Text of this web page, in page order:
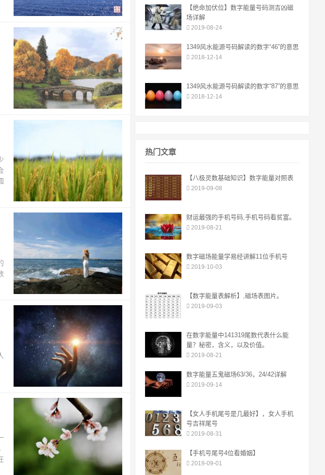
【绝命加伏位】数字能量号码测吉凶磁
场详解
2019-08-24
1349风水能源号码解读的数字“46”的意思
2018-12-14
1349风水能源号码解读的数字“87”的意思
2018-12-14
热门文章
【八极灵数基础知识】数字能量对照表
2019-09-08
财运最强的手机号码,手机号码看贫富。
2019-08-21
数字磁场能量学易经讲解11位手机号
2019-10-03
【数字能量表解析】,磁场表图片。
2019-09-03
在数字能量中141319尾数代表什么能
量？秘密，含义，以及价值。
2019-08-21
数字能量五鬼磁场63/36，24/42详解
2019-09-14
【女人手机尾号是几最好】，女人手机
号吉祥尾号
2019-08-31
【手机号尾号4位看婚姻】
2019-09-01